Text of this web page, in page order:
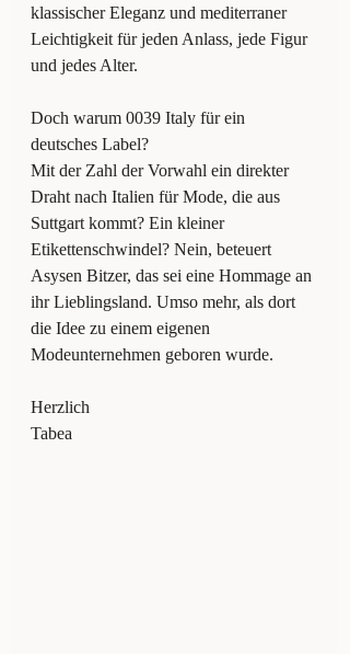
klassischer Eleganz und mediterraner
Leichtigkeit für jeden Anlass, jede Figur
und jedes Alter.
Doch warum 0039 Italy für ein
deutsches Label?
Mit der Zahl der Vorwahl ein direkter
Draht nach Italien für Mode, die aus
Suttgart kommt? Ein kleiner
Etikettenschwindel? Nein, beteuert
Asysen Bitzer, das sei eine Hommage an
ihr Lieblingsland. Umso mehr, als dort
die Idee zu einem eigenen
Modeunternehmen geboren wurde.
Herzlich
Tabea